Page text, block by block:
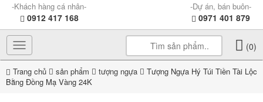
-Khách hàng cá nhân-
0912 417 168
-Dự án, bán buôn-
0971 401 879
Toggle
navigation
(0)
Trang chủ sản phẩm tượng ngựa
Tượng Ngựa Hý Túi Tiền Tài Lộc
Bằng Đồng Mạ Vàng 24K